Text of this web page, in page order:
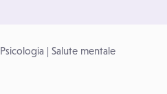
Psicologia |Salute mentale